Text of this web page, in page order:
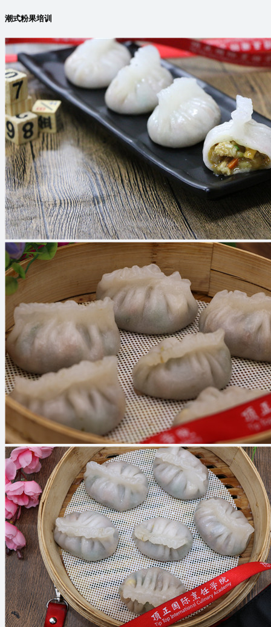
潮式粉果培训